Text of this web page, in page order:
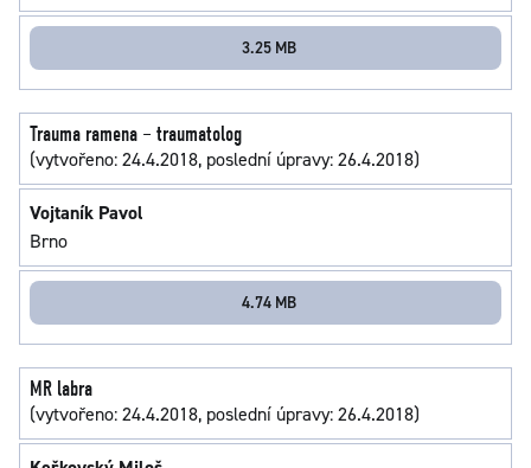
3.25 MB
Trauma ramena – traumatolog
(vytvořeno: 24.4.2018, poslední úpravy: 26.4.2018)
Vojtaník Pavol
Brno
4.74 MB
MR labra
(vytvořeno: 24.4.2018, poslední úpravy: 26.4.2018)